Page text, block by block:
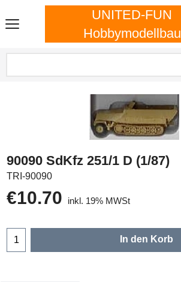
UNITED-FUN
Hobbymodellbau
90090 SdKfz 251/1 D (1/87)
TRI-90090
€10.70 inkl. 19% MWSt
In den Korb